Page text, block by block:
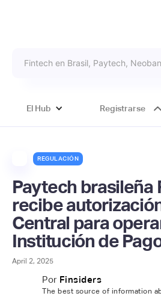
El Hub Registrarse
REGULACIÓN
Paytech brasileña
recibe
Central para
Institución de
April 2, 2025
Por Finsiders
The best source of information